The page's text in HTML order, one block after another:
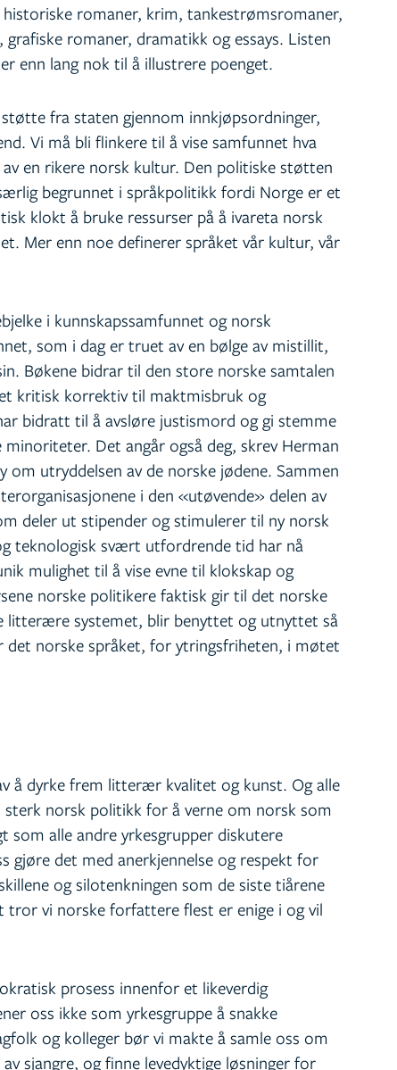
romaner, krim, tankestrømsromaner,
romaner, dramatikk og essays. Listen
enn lang nok til å illustrere poenget.
fra staten gjennom innkjøpsordninger,
Vi må bli flinkere til å vise samfunnet hva
en rikere norsk kultur. Den politiske støtten
begrunnet i språkpolitikk fordi Norge er et
klokt å bruke ressurser på å ivareta norsk
Mer enn noe definerer språket vår kultur, vår
i kunnskapssamfunnet og norsk
som i dag er truet av en bølge av mistillit,
Bøkene bidrar til den store norske samtalen
kritisk korrektiv til maktmisbruk og
bidratt til å avsløre justismord og gi stemme
Det angår også deg, skrev Herman
om utryddelsen av de norske jødene. Sammen
i den «utøvende» delen av
deler ut stipender og stimulerer til ny norsk
teknologisk svært utfordrende tid har nå
mulighet til å vise evne til klokskap og
norske politikere faktisk gir til det norske
systemet, blir benyttet og utnyttet så
det norske språket, for ytringsfriheten, i møtet
å dyrke frem litterær kvalitet og kunst. Og alle
norsk politikk for å verne om norsk som
som alle andre yrkesgrupper diskutere
gjøre det med anerkjennelse og respekt for
og silotenkningen som de siste tiårene
tror vi norske forfattere flest er enige i og vil
prosess innenfor et likeverdig
oss ikke som yrkesgruppe å snakke
og kolleger bør vi makte å samle oss om
sjangre, og finne levedyktige løsninger for